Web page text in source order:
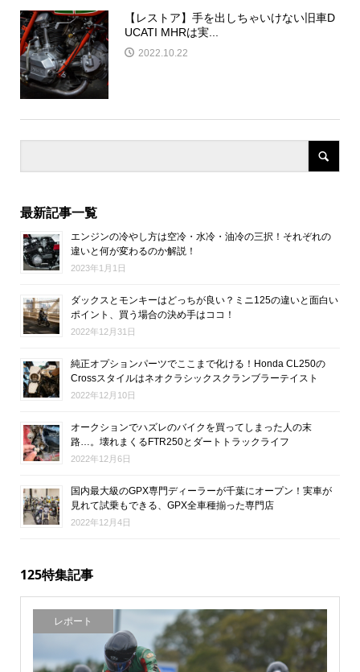
【レストア】手を出しちゃいけない旧車D
UCATI MHRは実...
2022.10.22
最新記事一覧
エンジンの冷やし方は空冷・水冷・油冷の三択！それぞれの
違いと何が変わるのか解説！
2023年1月1日
ダックスとモンキーはどっちが良い？ミニ125の違いと面白い
ポイント、買う場合の決め手はココ！
2022年12月31日
純正オプションパーツでここまで化ける！Honda CL250の
Crossスタイルはネオクラシックスクランブラーテイスト
2022年12月10日
オークションでハズレのバイクを買ってしまった人の末
路…。壊れまくるFTR250とダートトラックライフ
2022年12月6日
国内最大級のGPX専門ディーラーが千葉にオープン！実車が
見れて試乗もできる、GPX全車種揃った専門店
2022年12月4日
125特集記事
レポート